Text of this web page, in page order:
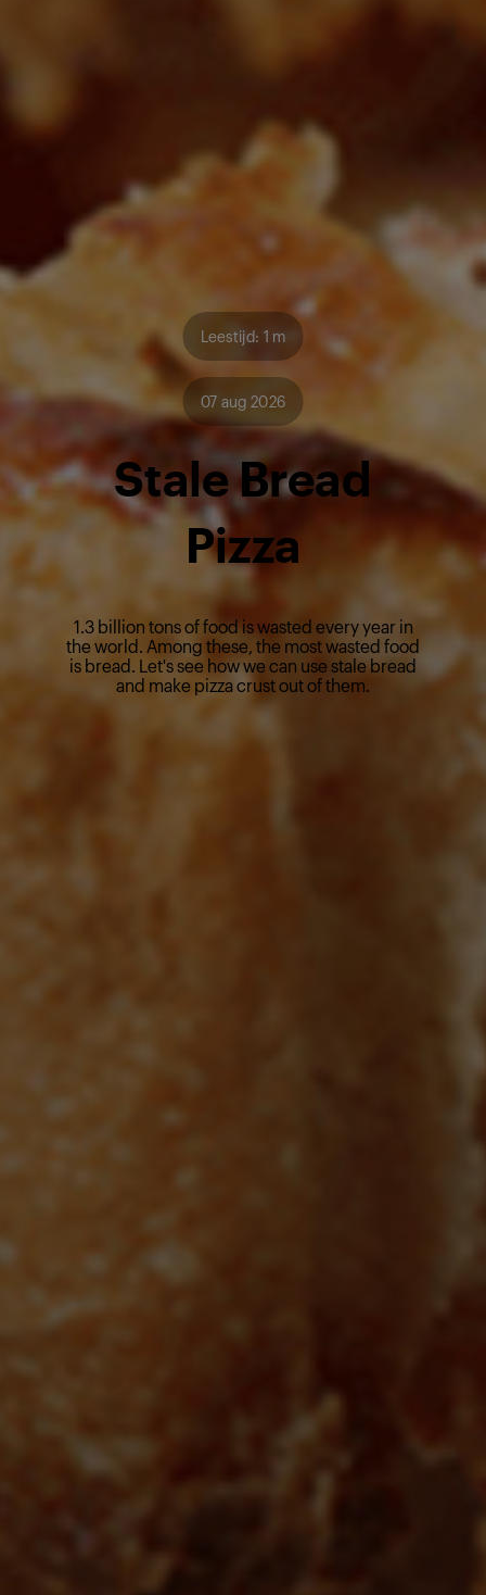
Leestijd: 1 m
07 aug 2026
Stale Bread
Pizza
1.3 billion tons of food is wasted every year in
the world. Among these, the most wasted food
is bread. Let's see how we can use stale bread
and make pizza crust out of them.